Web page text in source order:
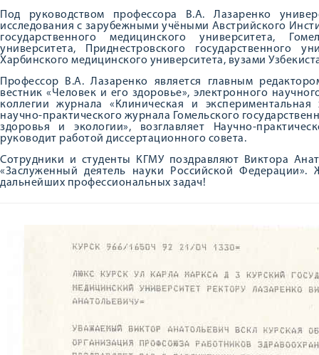
Под руководством профессора В.А. Лазаренко
исследования с зарубежными учёными Австрийского
государственного медицинского университета,
университета, Приднестровского государственного
Харбинского медицинского университета, вузами
Профессор В.А. Лазаренко является главным
вестник «Человек и его здоровье», электронного
коллегии журнала «Клиническая и
научно-практического журнала Гомельского
здоровья и экологии», возглавляет Научно-
руководит работой диссертационного совета.
Сотрудники и студенты КГМУ поздравляют Виктора
«Заслуженный деятель науки Российской
дальнейших профессиональных задач!